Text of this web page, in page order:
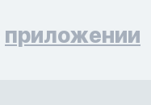
приложении